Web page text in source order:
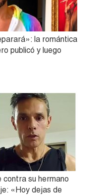
la romántica
publicó y luego
su hermano
«Hoy dejas de